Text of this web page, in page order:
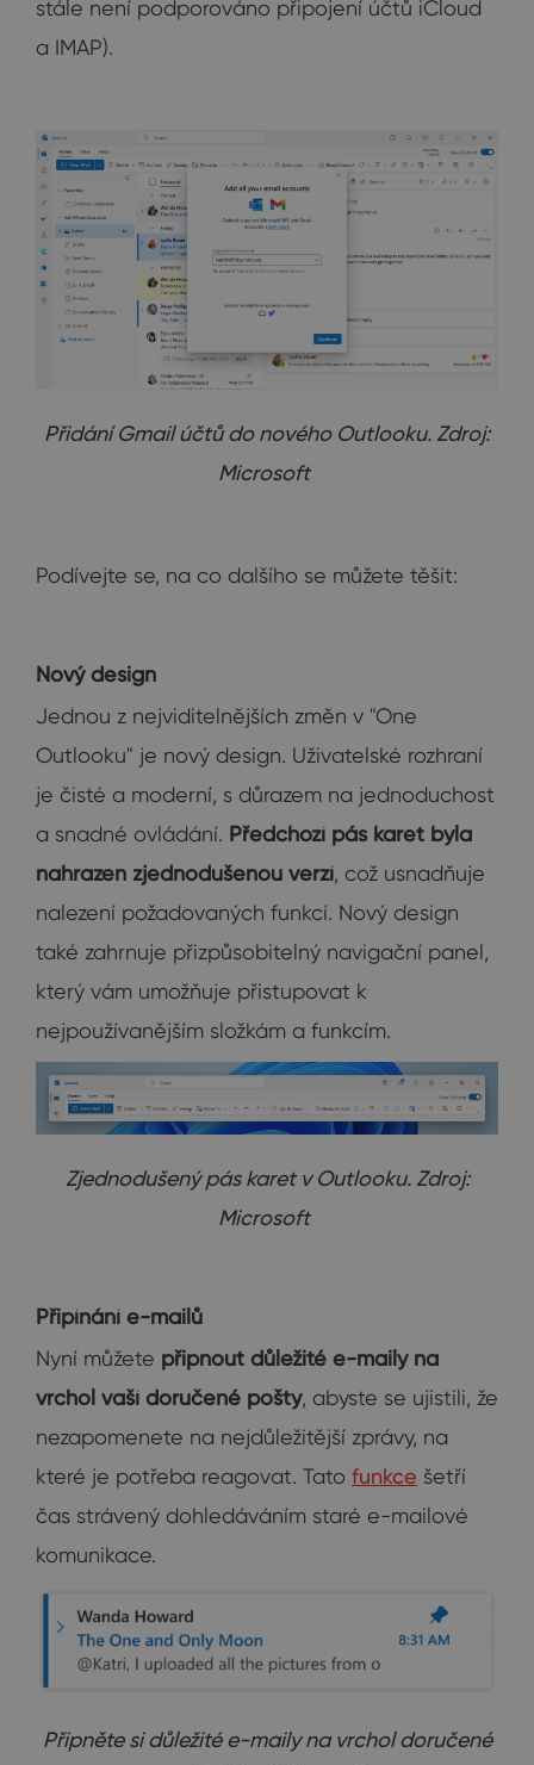
stále není podporováno připojení účtů iCloud
a IMAP).
Přidání Gmail účtů do nového Outlooku. Zdroj:
Microsoft
Podívejte se, na co dalšího se můžete těšit:
Nový design
Jednou z nejviditelnějších změn v "One
Outlooku" je nový design. Uživatelské rozhraní
je čisté a moderní, s důrazem na jednoduchost
a snadné ovládání. Předchozí pás karet byla
nahrazen zjednodušenou verzí, což usnadňuje
nalezení požadovaných funkcí. Nový design
také zahrnuje přizpůsobitelný navigační panel,
který vám umožňuje přistupovat k
nejpoužívanějším složkám a funkcím.
Zjednodušený pás karet v Outlooku. Zdroj:
Microsoft
Připínání e-mailů
Nyní můžete připnout důležité e-maily na
vrchol vaší doručené pošty, abyste se ujistili, že
nezapomenete na nejdůležitější zprávy, na
které je potřeba reagovat. Tato funkce šetří
čas strávený dohledáváním staré e-mailové
komunikace.
Připněte si důležité e-maily na vrchol doručené